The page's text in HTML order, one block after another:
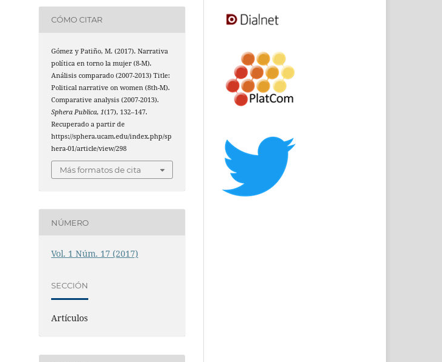
CÓMO CITAR
Gómez y Patiño, M. (2017). Narrativa
política en torno la mujer (8-M).
Análisis comparado (2007-2013) Title:
Political narrative on women (8th-M).
Comparative analysis (2007-2013).
Sphera Publica,1(17), 132–147.
Recuperado a partir de
https://sphera.ucam.edu/index.php/sp
hera-01/article/view/298
Más formatos de cita
NÚMERO
Vol. 1 Núm. 17 (2017)
SECCIÓN
Artículos